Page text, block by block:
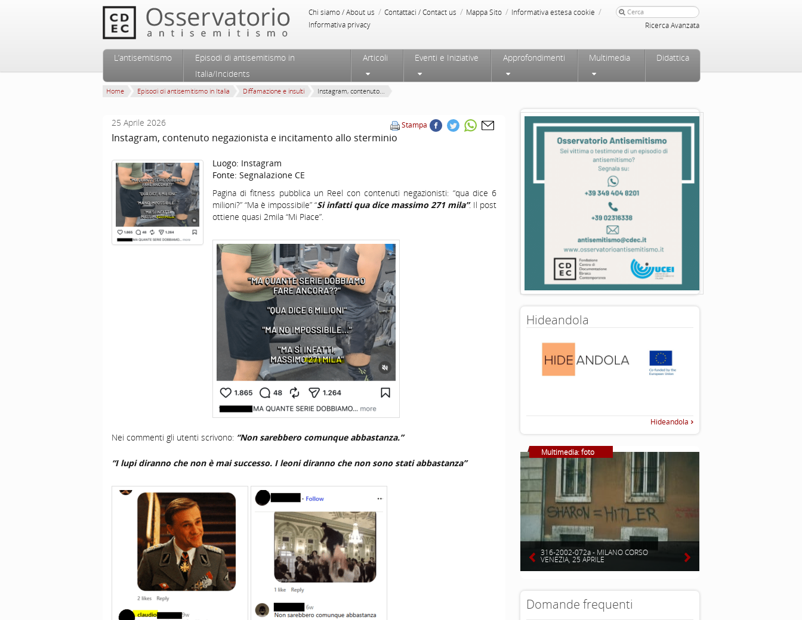
Chi siamo / About us / Contattaci / Contact us / Mappa Sito / Informativa estesa cookie /
Informativa privacy Ricerca Avanzata
Menu principale
Vai al contenuto principale
Vai al contenuto secondario
L’antisemitismo
Episodi di antisemitismo in
Italia/Incidents
Articoli Eventi e Iniziative Approfondimenti Multimedia Didattica
Home Episodi di antisemitismo in Italia Diffamazione e insulti Instagram, contenuto...
Stampa
25 Aprile 2026
Instagram, contenuto negazionista e incitamento allo sterminio
Luogo: Instagram
Fonte: Segnalazione CE
Pagina di fitness pubblica un Reel con contenuti negazionisti: “qua dice 6
milioni?” “Ma è impossibile” “Si infatti qua dice massimo 271 mila”. Il post
ottiene quasi 2mila “Mi Piace”.
Nei commenti gli utenti scrivono: “Non sarebbero comunque abbastanza.”
“I lupi diranno che non è mai successo. I leoni diranno che non sono stati abbastanza”
Hideandola
Hideandola
Multimedia: foto
316-2002-072a - MILANO CORSO
VENEZIA, 25 APRILE
Domande frequenti